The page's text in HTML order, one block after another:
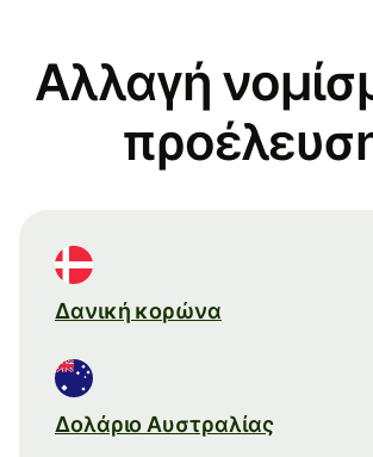
Αλλαγή
Δανική κορώνα
Δολάριο Αυστραλίας